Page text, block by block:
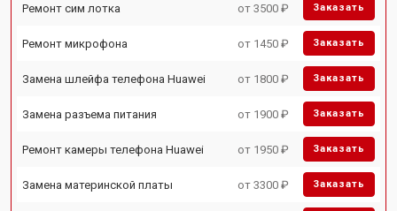
Ремонт сим лотка от 3500 ₽ Заказать
Ремонт микрофона от 1450 ₽ Заказать
Замена шлейфа телефона Huawei от 1800 ₽ Заказать
Замена разъема питания от 1900 ₽ Заказать
Ремонт камеры телефона Huawei от 1950 ₽ Заказать
Замена материнской платы от 3300 ₽ Заказать